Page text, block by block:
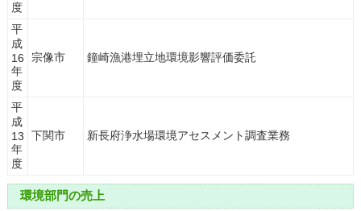
度
平
成
16
年
度
宗像市 鐘崎漁港埋立地環境影響評価委託
平
成
13
年
度
下関市 新長府浄水場環境アセスメント調査業務
環境部門の売上